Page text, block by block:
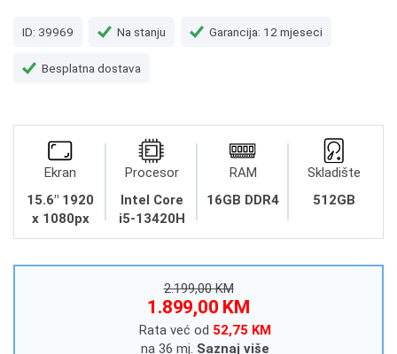
ID: 39969 Na stanju Garancija: 12 mjeseci
Besplatna dostava
Ekran
15.6" 1920
x 1080px
Procesor
Intel Core
i5-13420H
RAM
16GB DDR4
Skladište
512GB
2.199,00 KM
1.899,00 KM
Rata već od 52,75 KM
na 36 mj. Saznaj više